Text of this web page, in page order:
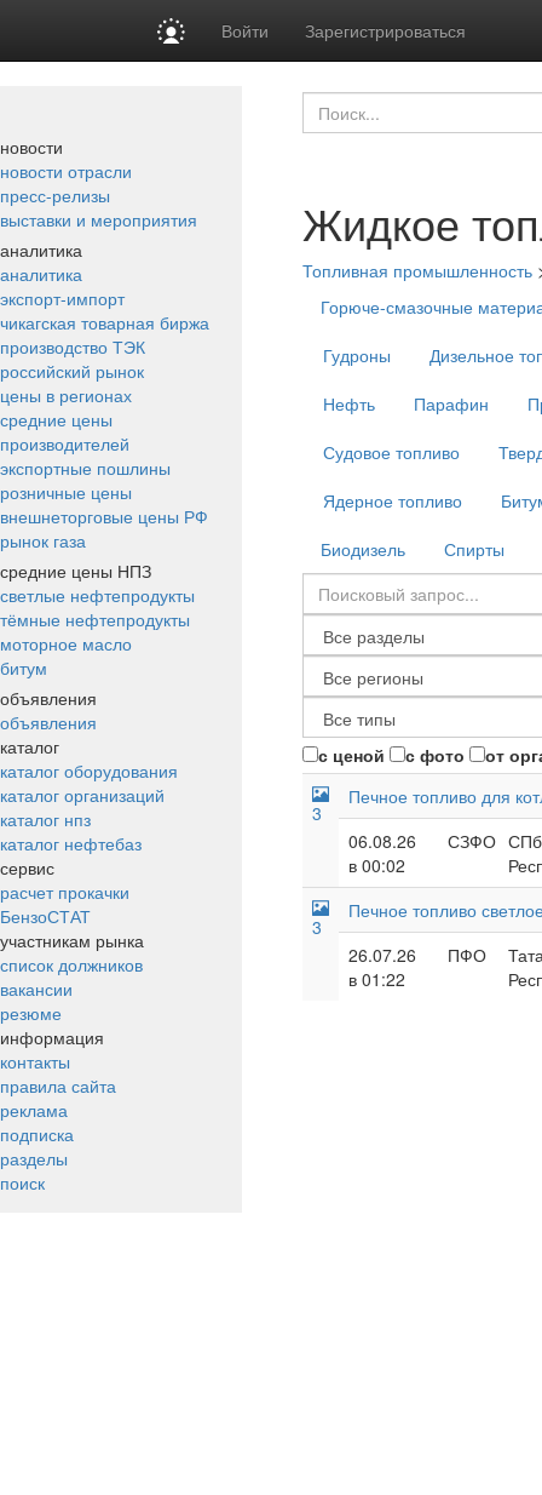
Войти Зарегистрироваться
новости
новости отрасли
пресс-релизы
выставки и мероприятия
аналитика
аналитика
экспорт-импорт
чикагская товарная биржа
производство ТЭК
российский рынок
цены в регионах
средние цены
производителей
экспортные пошлины
розничные цены
внешнеторговые цены РФ
рынок газа
средние цены НПЗ
светлые нефтепродукты
тёмные нефтепродукты
моторное масло
битум
объявления
объявления
каталог
каталог оборудования
каталог организаций
каталог нпз
каталог нефтебаз
сервис
расчет прокачки
БензоСТАТ
участникам рынка
список должников
вакансии
резюме
информация
контакты
правила сайта
реклама
подписка
разделы
поиск
Жидкое
Топливная промышленность
Горюче-смазочные
Гудроны
Дизельное
Нефть
Парафин
Судовое топливо
Ядерное топливо
Биодизель
Спирты
с ценой с фото от
3
Печное топливо для
06.08.26
в 00:02
СЗФО
3
Печное топливо
26.07.26
в 01:22
ПФО